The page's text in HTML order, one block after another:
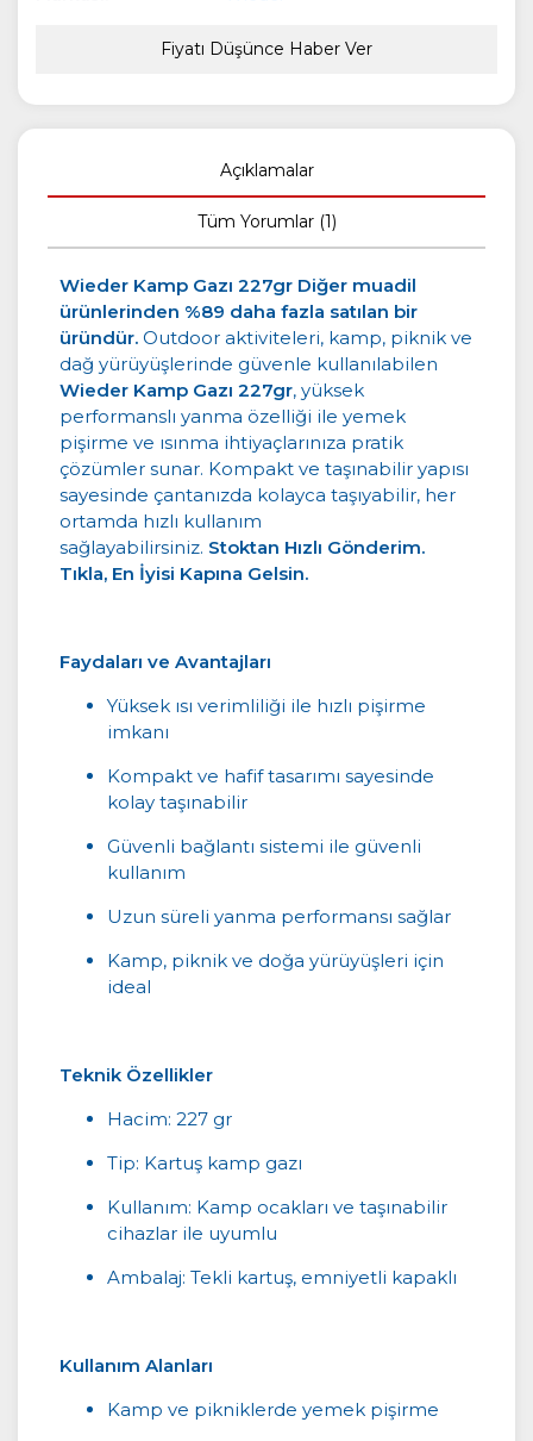
Fiyatı Düşünce Haber Ver
Açıklamalar
Tüm Yorumlar (1)
Wieder Kamp Gazı 227gr Diğer muadil
ürünlerinden %89 daha fazla satılan bir
üründür. Outdoor aktiviteleri, kamp, piknik ve
dağ yürüyüşlerinde güvenle kullanılabilen
Wieder Kamp Gazı 227gr, yüksek
performanslı yanma özelliği ile yemek
pişirme ve ısınma ihtiyaçlarınıza pratik
çözümler sunar. Kompakt ve taşınabilir yapısı
sayesinde çantanızda kolayca taşıyabilir, her
ortamda hızlı kullanım
sağlayabilirsiniz. Stoktan Hızlı Gönderim.
Tıkla, En İyisi Kapına Gelsin.
Faydaları ve Avantajları
Yüksek ısı verimliliği ile hızlı pişirme
imkanı
Kompakt ve hafif tasarımı sayesinde
kolay taşınabilir
Güvenli bağlantı sistemi ile güvenli
kullanım
Uzun süreli yanma performansı sağlar
Kamp, piknik ve doğa yürüyüşleri için
ideal
Teknik Özellikler
Hacim: 227 gr
Tip: Kartuş kamp gazı
Kullanım: Kamp ocakları ve taşınabilir
cihazlar ile uyumlu
Ambalaj: Tekli kartuş, emniyetli kapaklı
Kullanım Alanları
Kamp ve pikniklerde yemek pişirme